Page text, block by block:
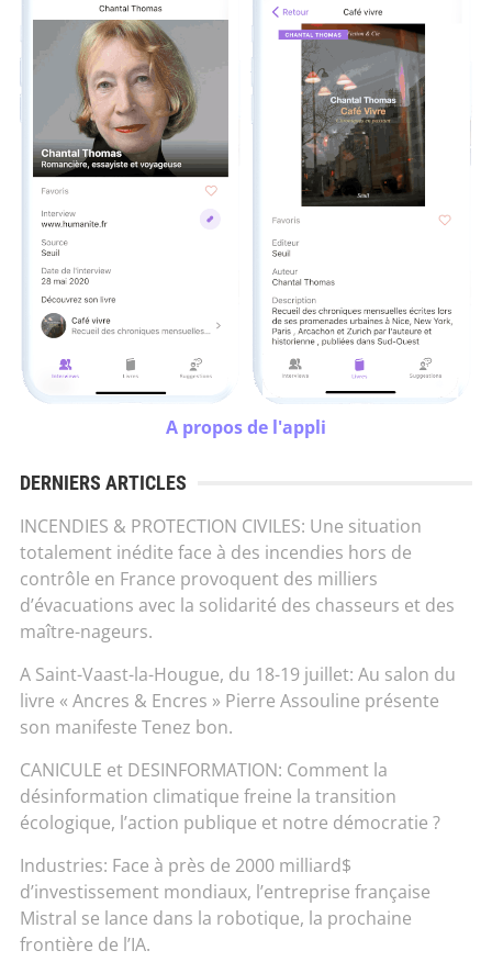
A propos de l'appli
DERNIERS ARTICLES
INCENDIES & PROTECTION CIVILES: Une situation
totalement inédite face à des incendies hors de
contrôle en France provoquent des milliers
d’évacuations avec la solidarité des chasseurs et des
maître-nageurs.
A Saint-Vaast-la-Hougue, du 18-19 juillet: Au salon du
livre « Ancres & Encres » Pierre Assouline présente
son manifeste Tenez bon.
CANICULE et DESINFORMATION: Comment la
désinformation climatique freine la transition
écologique, l’action publique et notre démocratie ?
Industries: Face à près de 2000 milliard$
d’investissement mondiaux, l’entreprise française
Mistral se lance dans la robotique, la prochaine
frontière de l’IA.